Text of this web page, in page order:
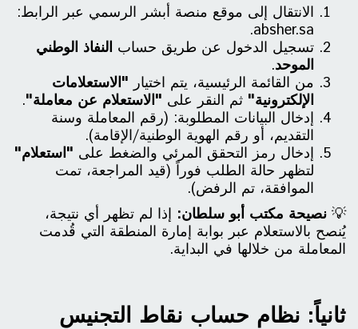
الانتقال إلى موقع منصة أبشر الرسمي عبر الرابط:
absher.sa.
تسجيل الدخول عن طريق حساب النفاذ الوطني
الموحد.
من القائمة الرئيسية، يتم اختيار "الاستعلامات
الإلكترونية" ثم النقر على "الاستعلام عن معاملة".
إدخال البيانات المطلوبة: (رقم المعاملة وسنة
التقديم، أو رقم الهوية الوطنية/الإقامة).
إدخال رمز التحقق المرئي والضغط على "استعلام"
لتظهر حالة الطلب فوراً (قيد المراجعة، تمت
الموافقة، تم الرفض).
💡 نصيحة مكتب أبو سلطان: إذا لم تظهر أي نتيجة،
يُنصح بالاستعلام عبر بوابة إمارة المنطقة التي قُدمت
المعاملة من خلالها في البداية.
ثانياً: نظام حساب نقاط التجنيس